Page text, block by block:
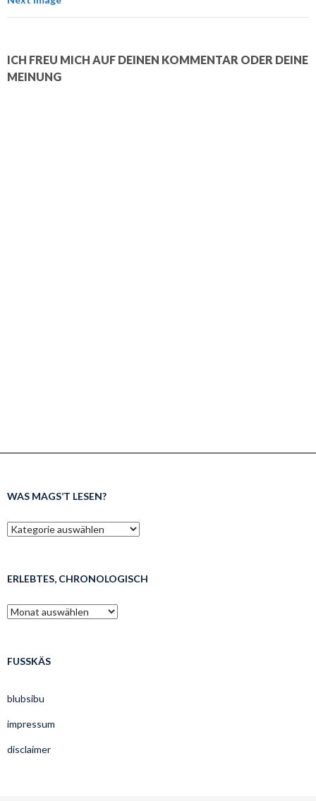
ICH FREU MICH AUF DEINEN KOMMENTAR ODER DEINE
MEINUNG
WAS MAGS’T LESEN?
was
mags’t
ERLEBTES, CHRONOLOGISCH
erlebtes,
chronologisch
FUSSKÄS
blubsibu
impressum
disclaimer